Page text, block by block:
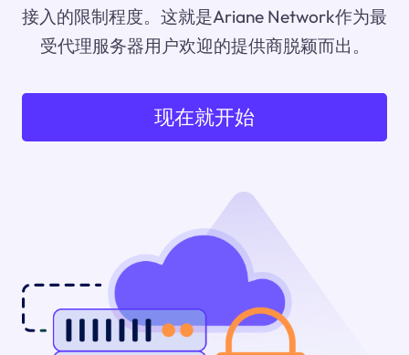
接入的限制程度。这就是Ariane Network作为最
受代理服务器用户欢迎的提供商脱颖而出。
现在就开始